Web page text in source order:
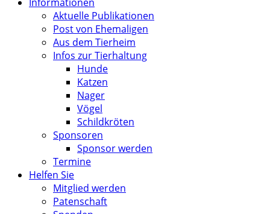
Aktuelle Publikationen
Post von Ehemaligen
Aus dem Tierheim
Infos zur Tierhaltung
Hunde
Katzen
Nager
Vögel
Schildkröten
Sponsoren
Sponsor werden
Termine
Helfen Sie
Mitglied werden
Patenschaft